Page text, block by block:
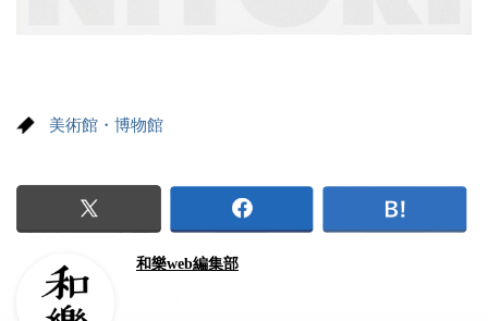
美術館・博物館
和樂web編集部